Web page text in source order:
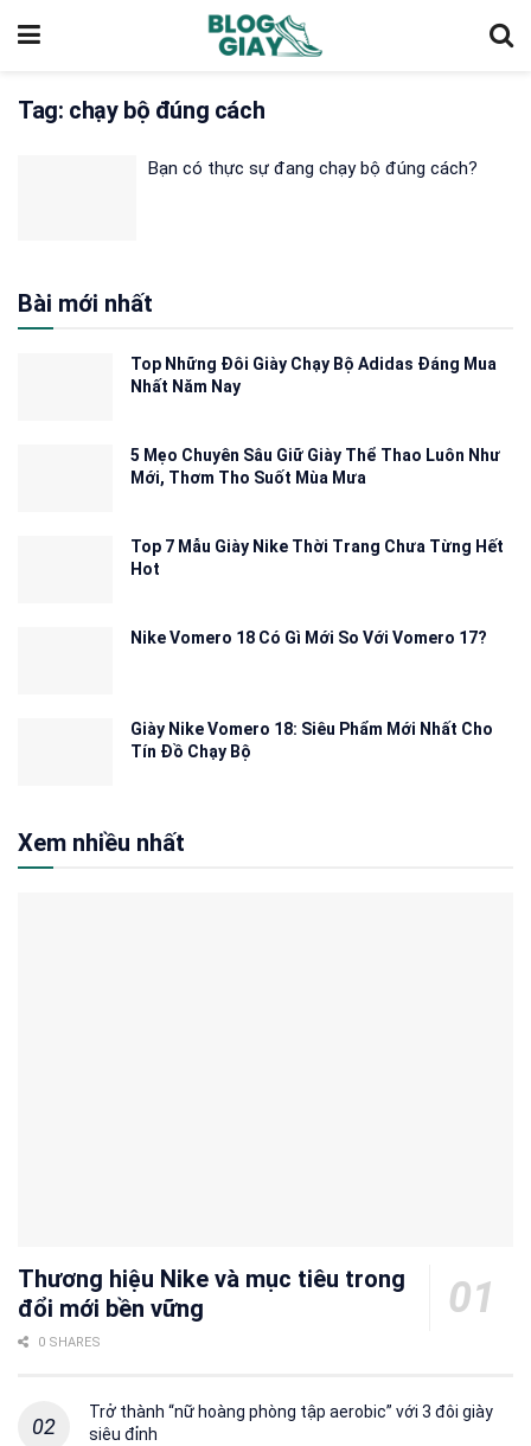
Tag: chạy bộ đúng cách
Bạn có thực sự đang chạy bộ đúng cách?
Bài mới nhất
Top Những Đôi Giày Chạy Bộ Adidas Đáng Mua
Nhất Năm Nay
5 Mẹo Chuyên Sâu Giữ Giày Thể Thao Luôn Như
Mới, Thơm Tho Suốt Mùa Mưa
Top 7 Mẫu Giày Nike Thời Trang Chưa Từng Hết
Hot
Nike Vomero 18 Có Gì Mới So Với Vomero 17?
Giày Nike Vomero 18: Siêu Phẩm Mới Nhất Cho
Tín Đồ Chạy Bộ
Xem nhiều nhất
Thương hiệu Nike và mục tiêu trong
đổi mới bền vững
0 SHARES
Trở thành “nữ hoàng phòng tập aerobic” với 3 đôi giày
siêu đỉnh